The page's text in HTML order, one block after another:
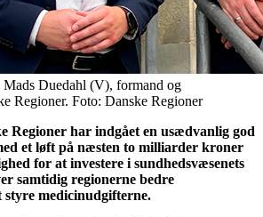
Duedahl (V), formand og
Regioner. Foto: Danske Regioner
Regioner har indgået en usædvanlig god
et løft på næsten to milliarder kroner
for at investere i sundhedsvæsenets
samtidig regionerne bedre
medicinudgifterne.